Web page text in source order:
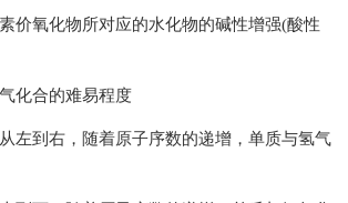
氧化物所对应的水化物的碱性增强(酸性
合的难易程度
到右，随着原子序数的递增，单质与氢气